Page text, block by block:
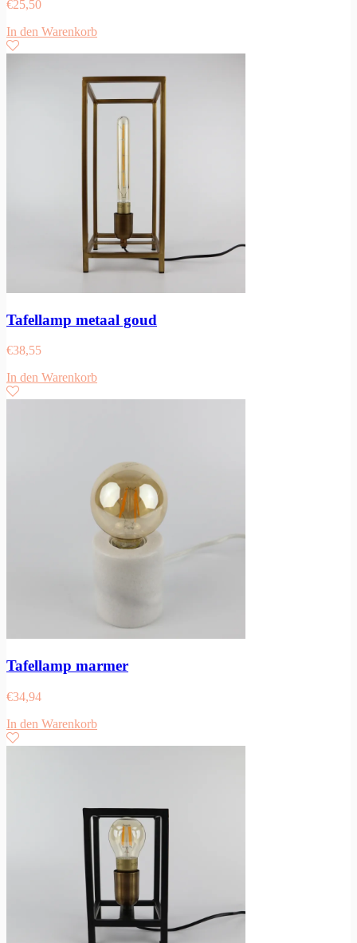
€25,50
In den Warenkorb
Tafellamp metaal goud
€38,55
In den Warenkorb
Tafellamp marmer
€34,94
In den Warenkorb